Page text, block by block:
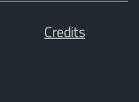
Credits